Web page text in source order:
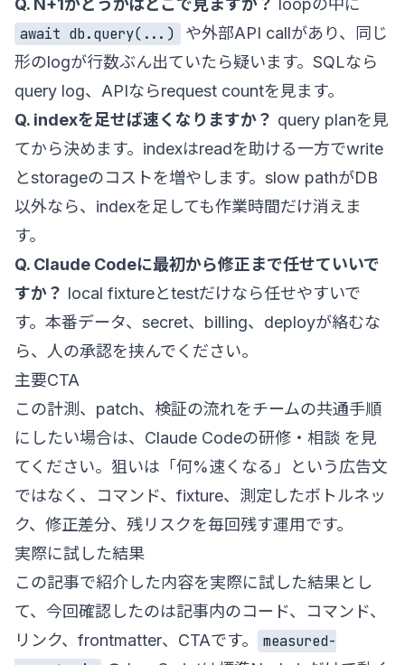
Q. N+1かどうかはどこで見ますか？ loopの中に
await db.query(...)
や外部API callがあり、同じ
形のlogが行数ぶん出ていたら疑います。SQLなら
query log、APIならrequest countを見ます。
Q. indexを足せば速くなりますか？ query planを見
てから決めます。indexはreadを助ける一方でwrite
とstorageのコストを増やします。slow pathがDB
以外なら、indexを足しても作業時間だけ消えま
す。
Q. Claude Codeに最初から修正まで任せていいで
すか？ local fixtureとtestだけなら任せやすいで
す。本番データ、secret、billing、deployが絡むな
ら、人の承認を挟んでください。
主要CTA
この計測、patch、検証の流れをチームの共通手順
にしたい場合は、 Claude Codeの研修・相談 を見
てください。狙いは「何%速くなる」という広告文
ではなく、コマンド、fixture、測定したボトルネッ
ク、修正差分、残リスクを毎回残す運用です。
実際に試した結果
この記事で紹介した内容を実際に試した結果とし
て、今回確認したのは記事内のコード、コマンド、
リンク、frontmatter、CTAです。
measured-